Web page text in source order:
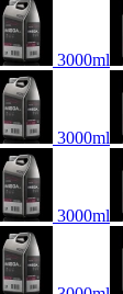
3000ml
3000ml
3000ml